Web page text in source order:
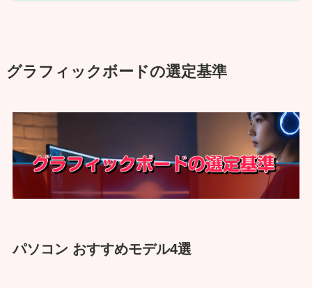
グラフィックボードの選定基準
パソコン おすすめモデル4選